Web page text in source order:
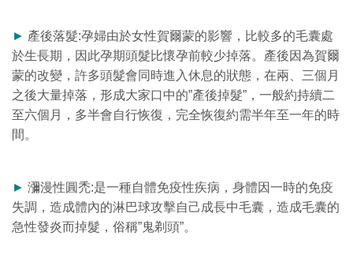
► 產後落髮:孕婦由於女性賀爾蒙的影響，比較多的毛囊處
於生長期，因此孕期頭髮比懷孕前較少掉落。產後因為賀爾
蒙的改變，許多頭髮會同時進入休息的狀態，在兩、三個月
之後大量掉落，形成大家口中的”產後掉髮”，一般約持續二
至六個月，多半會自行恢復，完全恢復約需半年至一年的時
間。
► 瀰漫性圓禿:是一種自體免疫性疾病，身體因一時的免疫
失調，造成體內的淋巴球攻擊自己成長中毛囊，造成毛囊的
急性發炎而掉髮，俗稱”鬼剃頭”。